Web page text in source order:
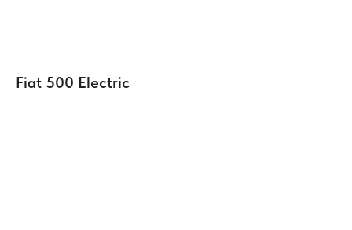
Fiat 500 Electric